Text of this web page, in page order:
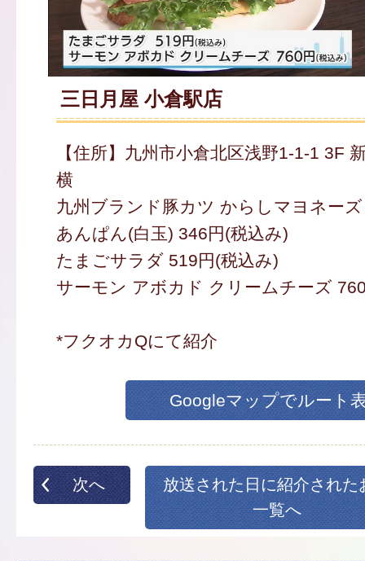
三日月屋 小倉駅店
【住所】九州市小倉北区浅野1-1-1 3F
横
九州ブランド豚カツ からしマヨネー
あんぱん(白玉) 346円(税込み)
たまごサラダ 519円(税込み)
サーモン アボカド クリームチーズ
*フクオカQにて紹介
Googleマップでルート
次へ
放送された日に紹介された
一覧へ